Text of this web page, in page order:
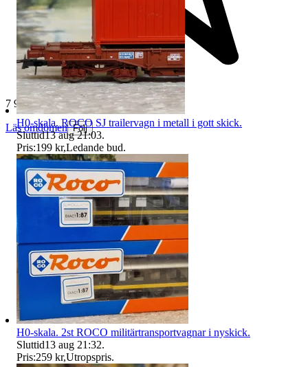
7 968 omdömen
Läs omdömen Följ
H0-skala. ROCO SJ trailervagn i metall i gott skick.
Sluttid13 aug 21:03.
Pris:199 kr,Ledande bud.
H0-skala. 2st ROCO militärtransportvagnar i nyskick.
Sluttid13 aug 21:32.
Pris:259 kr,Utropspris.